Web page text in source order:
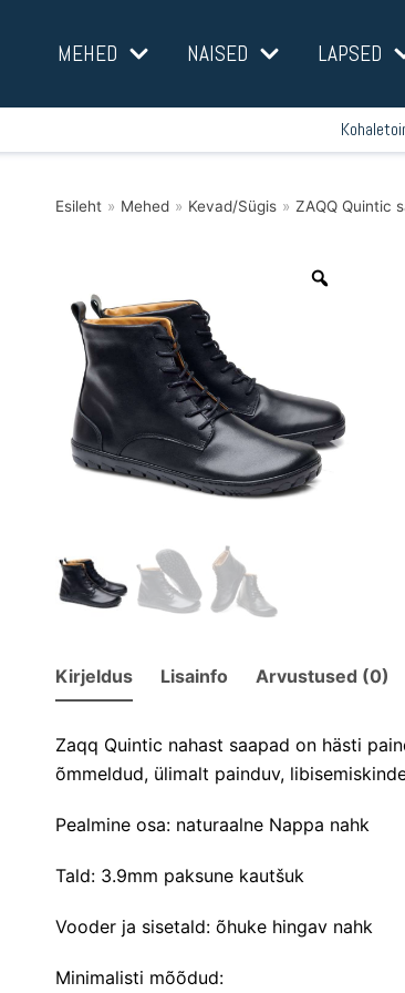
MEHED NAISED LAPSED
Esileht » Mehed » Kevad/Sügis » ZAQQ Quintic
Kirjeldus Lisainfo Arvustused (0)
Zaqq Quintic nahast saapad on hästi
õmmeldud, ülimalt painduv,
Pealmine osa: naturaalne Nappa nahk
Tald: 3.9mm paksune kautšuk
Vooder ja sisetald: õhuke hingav nahk
Minimalisti mõõdud: